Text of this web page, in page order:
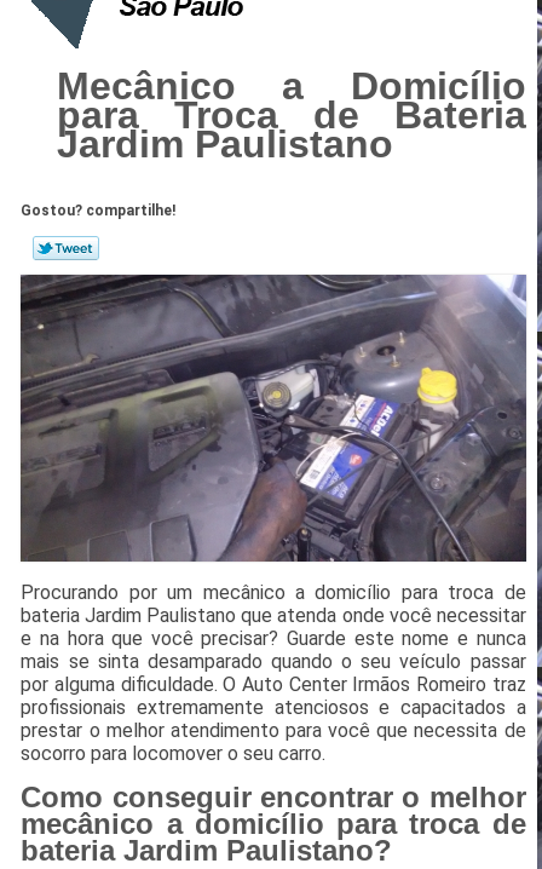
Mecânico a Domicílio
para Troca de Bateria
Jardim Paulistano
Gostou? compartilhe!
Procurando por um mecânico a domicílio para troca de
bateria Jardim Paulistano que atenda onde você necessitar
e na hora que você precisar? Guarde este nome e nunca
mais se sinta desamparado quando o seu veículo passar
por alguma dificuldade. O Auto Center Irmãos Romeiro traz
profissionais extremamente atenciosos e capacitados a
prestar o melhor atendimento para você que necessita de
socorro para locomover o seu carro.
Como conseguir encontrar o melhor
mecânico a domicílio para troca de
bateria Jardim Paulistano?